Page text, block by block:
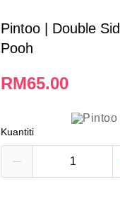
Pintoo | Double
Pooh
RM65.00
Kuantiti